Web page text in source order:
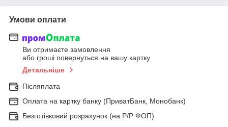
Умови оплати
Ви отримаєте замовлення
або гроші повернуться на вашу картку
Детальніше
Післяплата
Оплата на картку банку (ПриватБанк, Монобанк)
Безготівковий розрахунок (на Р/Р ФОП)